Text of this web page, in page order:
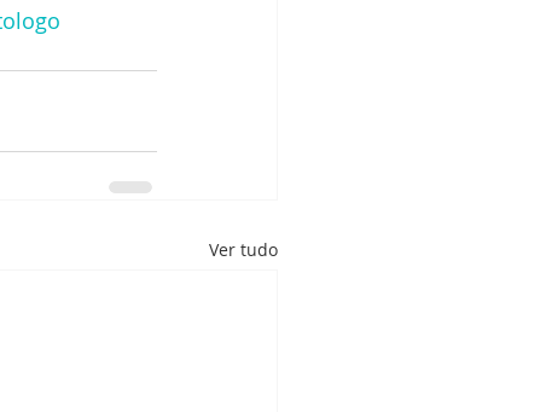
Ver tudo